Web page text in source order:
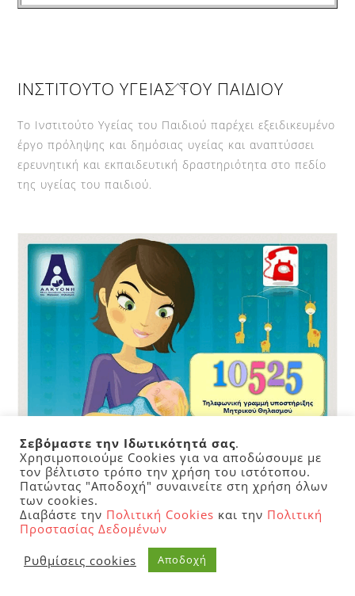
Back
Top
ΙΝΣΤΙΤΟΥΤΟ ΥΓΕΙΑΣ ΤΟΥ ΠΑΙΔΙΟΥ
Το Ινστιτούτο Υγείας του Παιδιού παρέχει εξειδικευμένο
έργο πρόληψης και δημόσιας υγείας και αναπτύσσει
ερευνητική και εκπαιδευτική δραστηριότητα στο πεδίο
της υγείας του παιδιού.
Εγγραφείτε για Ενημέρωση
Σεβόμαστε την Ιδωτικότητά σας.
Χρησιμοποιούμε Cookies για να αποδώσουμε με
τον βέλτιστο τρόπο την χρήση του ιστότοπου.
Πατώντας "Αποδοχή" συναινείτε στη χρήση όλων
των cookies.
Διαβάστε την Πολιτική Cookies και την Πολιτική
Προστασίας Δεδομένων
Ρυθμίσεις cookies
Αποδοχή